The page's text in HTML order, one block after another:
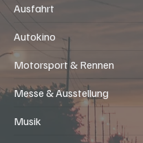
Ausfahrt
Autokino
Motorsport & Rennen
Messe & Ausstellung
Musik